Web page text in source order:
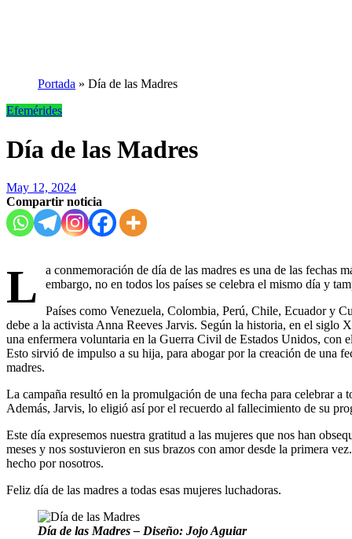
Portada » Día de las Madres
Efemérides
Día de las Madres
May 12, 2024
Compartir noticia
L
a conmemoración de día de las madres es una de las fechas
embargo, no en todos los países se celebra el mismo día y
Países como Venezuela, Colombia, Perú, Chile, Ecuador y
debe a la activista Anna Reeves Jarvis. Según la historia, en el siglo
una enfermera voluntaria en la Guerra Civil de Estados Unidos, con
Esto sirvió de impulso a su hija, para abogar por la creación de una
madres.
La campaña resultó en la promulgación de una fecha para celebrar a
Además, Jarvis, lo eligió así por el recuerdo al fallecimiento de su
Este día expresemos nuestra gratitud a las mujeres que nos han
meses y nos sostuvieron en sus brazos con amor desde la primera
hecho por nosotros.
Feliz día de las madres a todas esas mujeres luchadoras.
Día de las Madres – Diseño: Jojo Aguiar